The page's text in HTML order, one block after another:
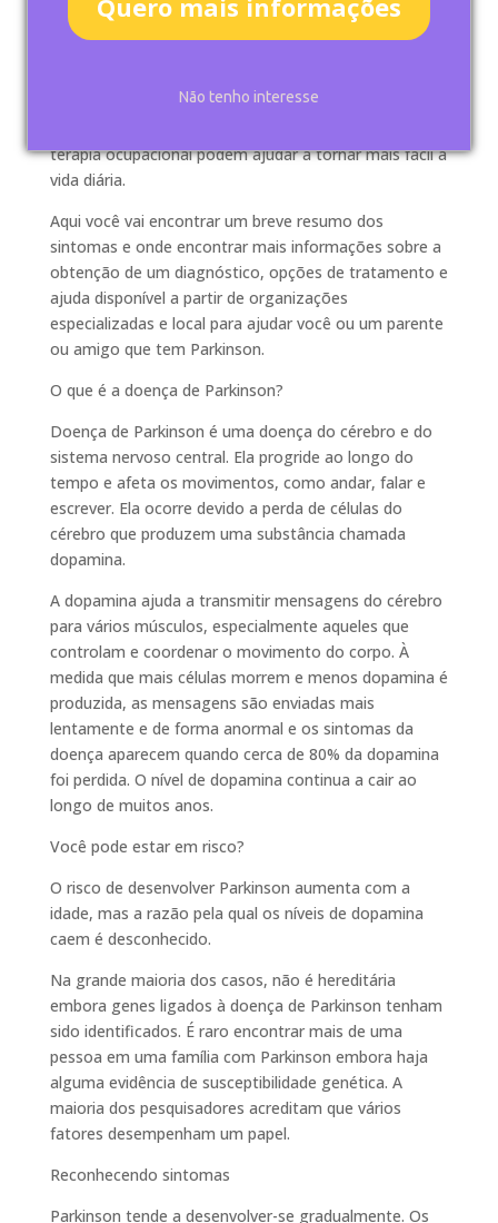
Não tenho interesse
comum em homens do que mulheres. No entanto,
experimentem da mesma forma, seus sintomas
terapia ocupacional podem ajudar a tornar mais fácil a
vida diária.
Aqui você vai encontrar um breve resumo dos
sintomas e onde encontrar mais informações sobre a
obtenção de um diagnóstico, opções de tratamento e
ajuda disponível a partir de organizações
especializadas e local para ajudar você ou um parente
ou amigo que tem Parkinson.
O que é a doença de Parkinson?
Doença de Parkinson é uma doença do cérebro e do
sistema nervoso central. Ela progride ao longo do
tempo e afeta os movimentos, como andar, falar e
escrever. Ela ocorre devido a perda de células do
cérebro que produzem uma substância chamada
dopamina.
A dopamina ajuda a transmitir mensagens do cérebro
para vários músculos, especialmente aqueles que
controlam e coordenar o movimento do corpo. À
medida que mais células morrem e menos dopamina é
produzida, as mensagens são enviadas mais
lentamente e de forma anormal e os sintomas da
doença aparecem quando cerca de 80% da dopamina
foi perdida. O nível de dopamina continua a cair ao
longo de muitos anos.
Você pode estar em risco?
O risco de desenvolver Parkinson aumenta com a
idade, mas a razão pela qual os níveis de dopamina
caem é desconhecido.
Na grande maioria dos casos, não é hereditária
embora genes ligados à doença de Parkinson tenham
sido identificados. É raro encontrar mais de uma
pessoa em uma família com Parkinson embora haja
alguma evidência de susceptibilidade genética. A
maioria dos pesquisadores acreditam que vários
fatores desempenham um papel.
Reconhecendo sintomas
Parkinson tende a desenvolver-se gradualmente. Os